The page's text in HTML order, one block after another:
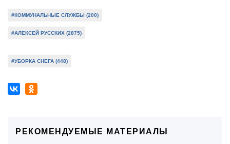
#КОММУНАЛЬНЫЕ СЛУЖБЫ (200)
#АЛЕКСЕЙ РУССКИХ (2875)
#УБОРКА СНЕГА (448)
РЕКОМЕНДУЕМЫЕ МАТЕРИАЛЫ